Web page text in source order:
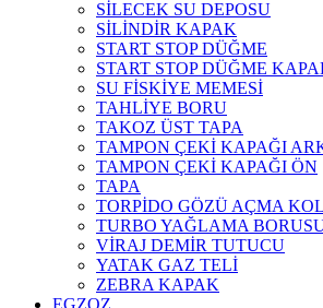
SİLECEK SU DEPOSU
SİLİNDİR KAPAK
START STOP DÜĞME
START STOP DÜĞME
SU FİSKİYE MEMESİ
TAHLİYE BORU
TAKOZ ÜST TAPA
TAMPON ÇEKİ KAPAĞI
TAMPON ÇEKİ KAPAĞI ÖN
TAPA
TORPİDO GÖZÜ AÇMA
TURBO YAĞLAMA
VİRAJ DEMİR TUTUCU
YATAK GAZ TELİ
ZEBRA KAPAK